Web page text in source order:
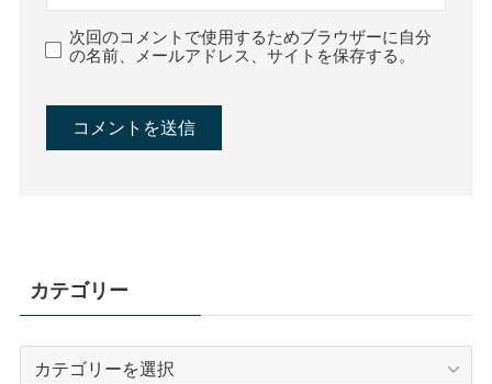
次回のコメントで使用するためブラウザーに自分
の名前、メールアドレス、サイトを保存する。
カテゴリー